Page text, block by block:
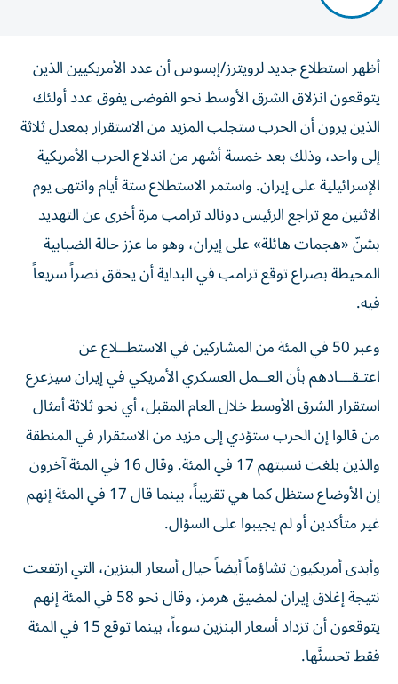
أظهر استطلاع جديد لرويترز/إبسوس أن عدد الأمريكيين الذين
يتوقعون انزلاق الشرق الأوسط نحو الفوضى يفوق عدد أولئك
الذين يرون أن الحرب ستجلب المزيد من الاستقرار بمعدل ثلاثة
إلى واحد، وذلك بعد خمسة ‌أشهر من اندلاع الحرب الأمريكية
الإسرائيلية على إيران. واستمر الاستطلاع ستة أيام وانتهى يوم
الاثنين مع تراجع الرئيس دونالد ترامب مرة أخرى عن التهديد
بشنّ «هجمات هائلة» على إيران، ​وهو ما عزز حالة الضبابية
المحيطة بصراع توقع ترامب في البداية أن يحقق نصراً سريعاً
فيه.
وعبر 50 في المئة من المشاركين في الاستطــلاع عن
اعتـقـــادهم بأن العــمل ‌العسكري الأمريكي في إيران سيزعزع
استقرار الشرق الأوسط ‌خلال العام المقبل، أي نحو ثلاثة أمثال
من قالوا إن الحرب ستؤدي إلى مزيد من الاستقرار في المنطقة
والذين بلغت نسبتهم 17 في المئة. وقال 16 في المئة آخرون
إن الأوضاع ستظل كما هي تقريباً، بينما قال 17 في المئة إنهم
غير متأكدين أو لم يجيبوا على السؤال.
وأبدى أمريكيون تشاؤماً أيضاً حيال أسعار البنزين، التي ارتفعت
نتيجة إغلاق إيران لمضيق هرمز، وقال نحو 58 في المئة إنهم
يتوقعون أن تزداد أسعار البنزين سوءاً، بينما توقع 15 في المئة
فقط تحسنَّها.